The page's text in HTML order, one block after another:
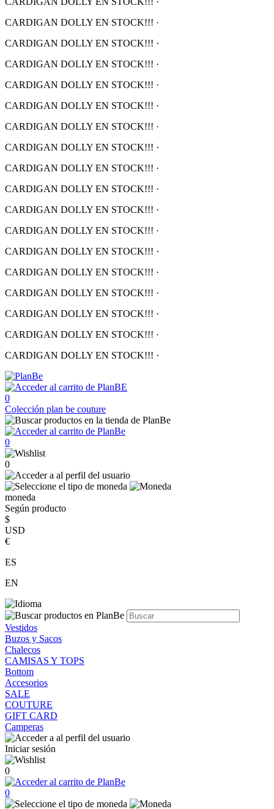
CARDIGAN DOLLY EN STOCK!!! ·
CARDIGAN DOLLY EN STOCK!!! ·
CARDIGAN DOLLY EN STOCK!!! ·
CARDIGAN DOLLY EN STOCK!!! ·
CARDIGAN DOLLY EN STOCK!!! ·
CARDIGAN DOLLY EN STOCK!!! ·
CARDIGAN DOLLY EN STOCK!!! ·
CARDIGAN DOLLY EN STOCK!!! ·
CARDIGAN DOLLY EN STOCK!!! ·
CARDIGAN DOLLY EN STOCK!!! ·
CARDIGAN DOLLY EN STOCK!!! ·
CARDIGAN DOLLY EN STOCK!!! ·
CARDIGAN DOLLY EN STOCK!!! ·
CARDIGAN DOLLY EN STOCK!!! ·
CARDIGAN DOLLY EN STOCK!!! ·
CARDIGAN DOLLY EN STOCK!!! ·
CARDIGAN DOLLY EN STOCK!!! ·
0
Colección plan be couture
0
0
moneda
Según producto
$
USD
€
ES
EN
Vestidos
Buzos y Sacos
Chalecos
CAMISAS Y TOPS
Bottom
Accesorios
SALE
COUTURE
GIFT CARD
Camperas
Iniciar sesión
0
0